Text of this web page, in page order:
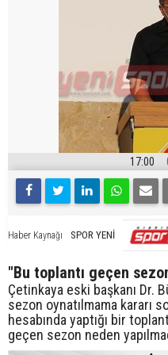
17:00
Haber Kaynağı SPOR YENİ
"Bu toplantı geçen
Çetinkaya eski başkanı Dr.
sezon oynatılmama kararı
hesabında yaptığı bir
geçen sezon neden